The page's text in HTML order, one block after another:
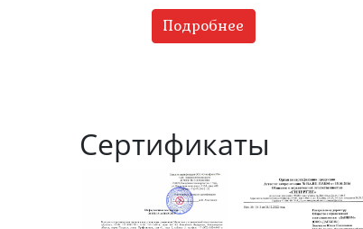
Подробнее
Сертификаты